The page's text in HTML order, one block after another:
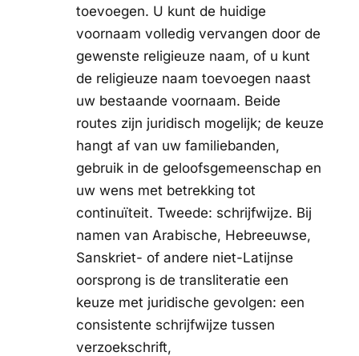
toevoegen. U kunt de huidige
voornaam volledig vervangen door de
gewenste religieuze naam, of u kunt
de religieuze naam toevoegen naast
uw bestaande voornaam. Beide
routes zijn juridisch mogelijk; de keuze
hangt af van uw familiebanden,
gebruik in de geloofsgemeenschap en
uw wens met betrekking tot
continuïteit. Tweede: schrijfwijze. Bij
namen van Arabische, Hebreeuwse,
Sanskriet- of andere niet-Latijnse
oorsprong is de transliteratie een
keuze met juridische gevolgen: een
consistente schrijfwijze tussen
verzoekschrift,